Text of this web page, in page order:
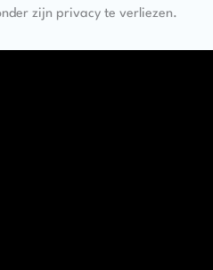
zijn privacy te verliezen.